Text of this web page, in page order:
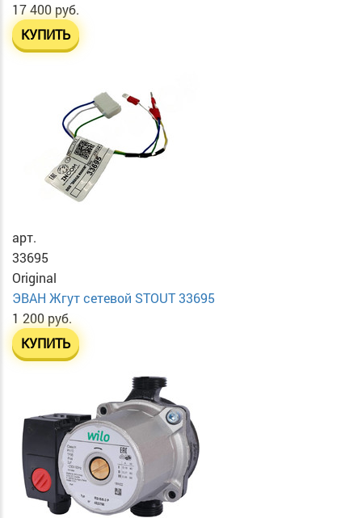
17 400 руб.
КУПИТЬ
арт.
33695
Original
ЭВАН Жгут сетевой STOUT 33695
1 200 руб.
КУПИТЬ